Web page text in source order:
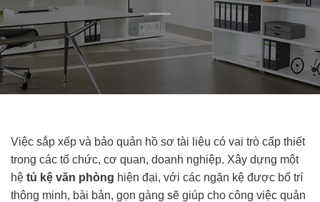
Việc sắp xếp và bảo quản hồ sơ tài liệu có vai trò cấp thiết
trong các tổ chức, cơ quan, doanh nghiệp. Xây dựng một
hệ tủ kệ văn phòng hiện đại, với các ngăn kệ được bố trí
thông minh, bài bản, gọn gàng sẽ giúp cho công việc quản